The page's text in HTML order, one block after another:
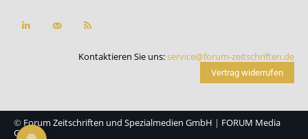
Kontaktieren Sie uns:service@forum-zeitschriften.de
Vertrag widerrufen
© Forum Zeitschriften und Spezialmedien GmbH | FORUM Media
Group